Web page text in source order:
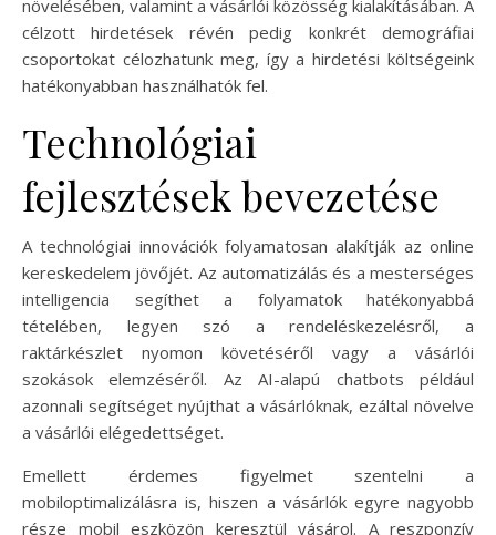
növelésében, valamint a vásárlói közösség kialakításában. A
célzott hirdetések révén pedig konkrét demográfiai
csoportokat célozhatunk meg, így a hirdetési költségeink
hatékonyabban használhatók fel.
Technológiai
fejlesztések bevezetése
A technológiai innovációk folyamatosan alakítják az online
kereskedelem jövőjét. Az automatizálás és a mesterséges
intelligencia segíthet a folyamatok hatékonyabbá
tételében, legyen szó a rendeléskezelésről, a
raktárkészlet nyomon követéséről vagy a vásárlói
szokások elemzéséről. Az AI-alapú chatbots például
azonnali segítséget nyújthat a vásárlóknak, ezáltal növelve
a vásárlói elégedettséget.
Emellett érdemes figyelmet szentelni a
mobiloptimalizálásra is, hiszen a vásárlók egyre nagyobb
része mobil eszközön keresztül vásárol. A reszponzív